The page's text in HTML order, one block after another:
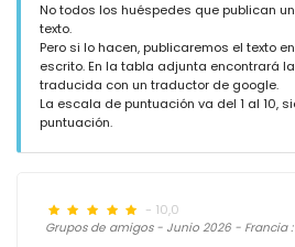
No todos los huéspedes que publican
texto.
Pero si lo hacen, publicaremos el texto
escrito. En la tabla adjunta encontrará
traducida con un traductor de google.
La escala de puntuación va del 1 al 10,
puntuación.
- 10,0
Grupos de amigos - Junio 2026 - Francia :